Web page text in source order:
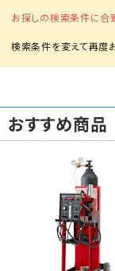
カテゴリから選ぶ
メーカーから選ぶ
ガレージ機器
補助金で購入
お探しの検索条件に合
おすすめ商品